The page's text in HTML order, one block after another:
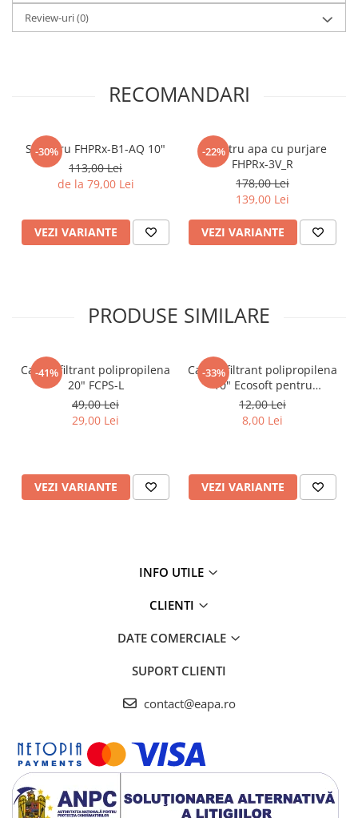
Review-uri(0)
RECOMANDARI
-30%
Set filtru FHPRx-B1-AQ 10"
113,00 Lei
de la 79,00 Lei
VEZI VARIANTE
-22%
Set filtru apa cu purjare
FHPRx-3V_R
178,00 Lei
139,00 Lei
VEZI VARIANTE
PRODUSE SIMILARE
-41%
Cartus filtrant polipropilena
20" FCPS-L
49,00 Lei
29,00 Lei
VEZI VARIANTE
-33%
Cartus filtrant polipropilena
10" Ecosoft pentru
eliminarea sedimentelor
12,00 Lei
8,00 Lei
VEZI VARIANTE
INFO UTILE
CLIENTI
DATE COMERCIALE
SUPORT CLIENTI
contact@eapa.ro